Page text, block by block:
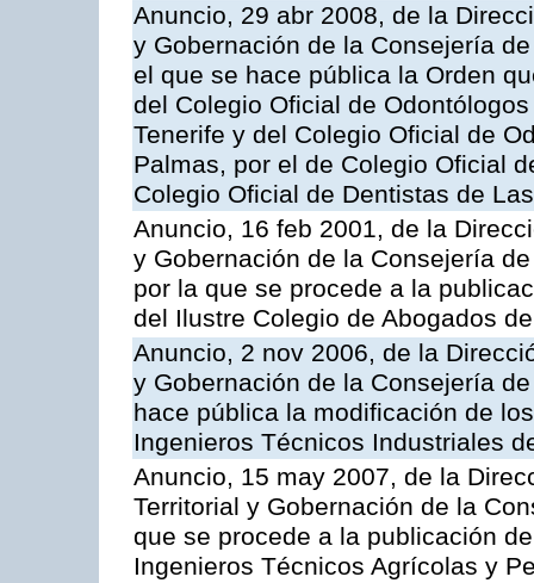
Anuncio, 29 abr 2008, de la
y Gobernación de la Consejería
el que se hace pública la Orden
del Colegio Oficial de
Tenerife y del Colegio Oficial de
Palmas, por el de Colegio Oficial
Colegio Oficial de Dentistas de
Anuncio, 16 feb 2001, de la
y Gobernación de la Consejería
por la que se procede a la
del Ilustre Colegio de Abogados
Anuncio, 2 nov 2006, de la
y Gobernación de la Consejería
hace pública la modificación de
Ingenieros Técnicos Industriales
Anuncio, 15 may 2007, de la
Territorial y Gobernación de la
que se procede a la publicación
Ingenieros Técnicos Agrícolas y